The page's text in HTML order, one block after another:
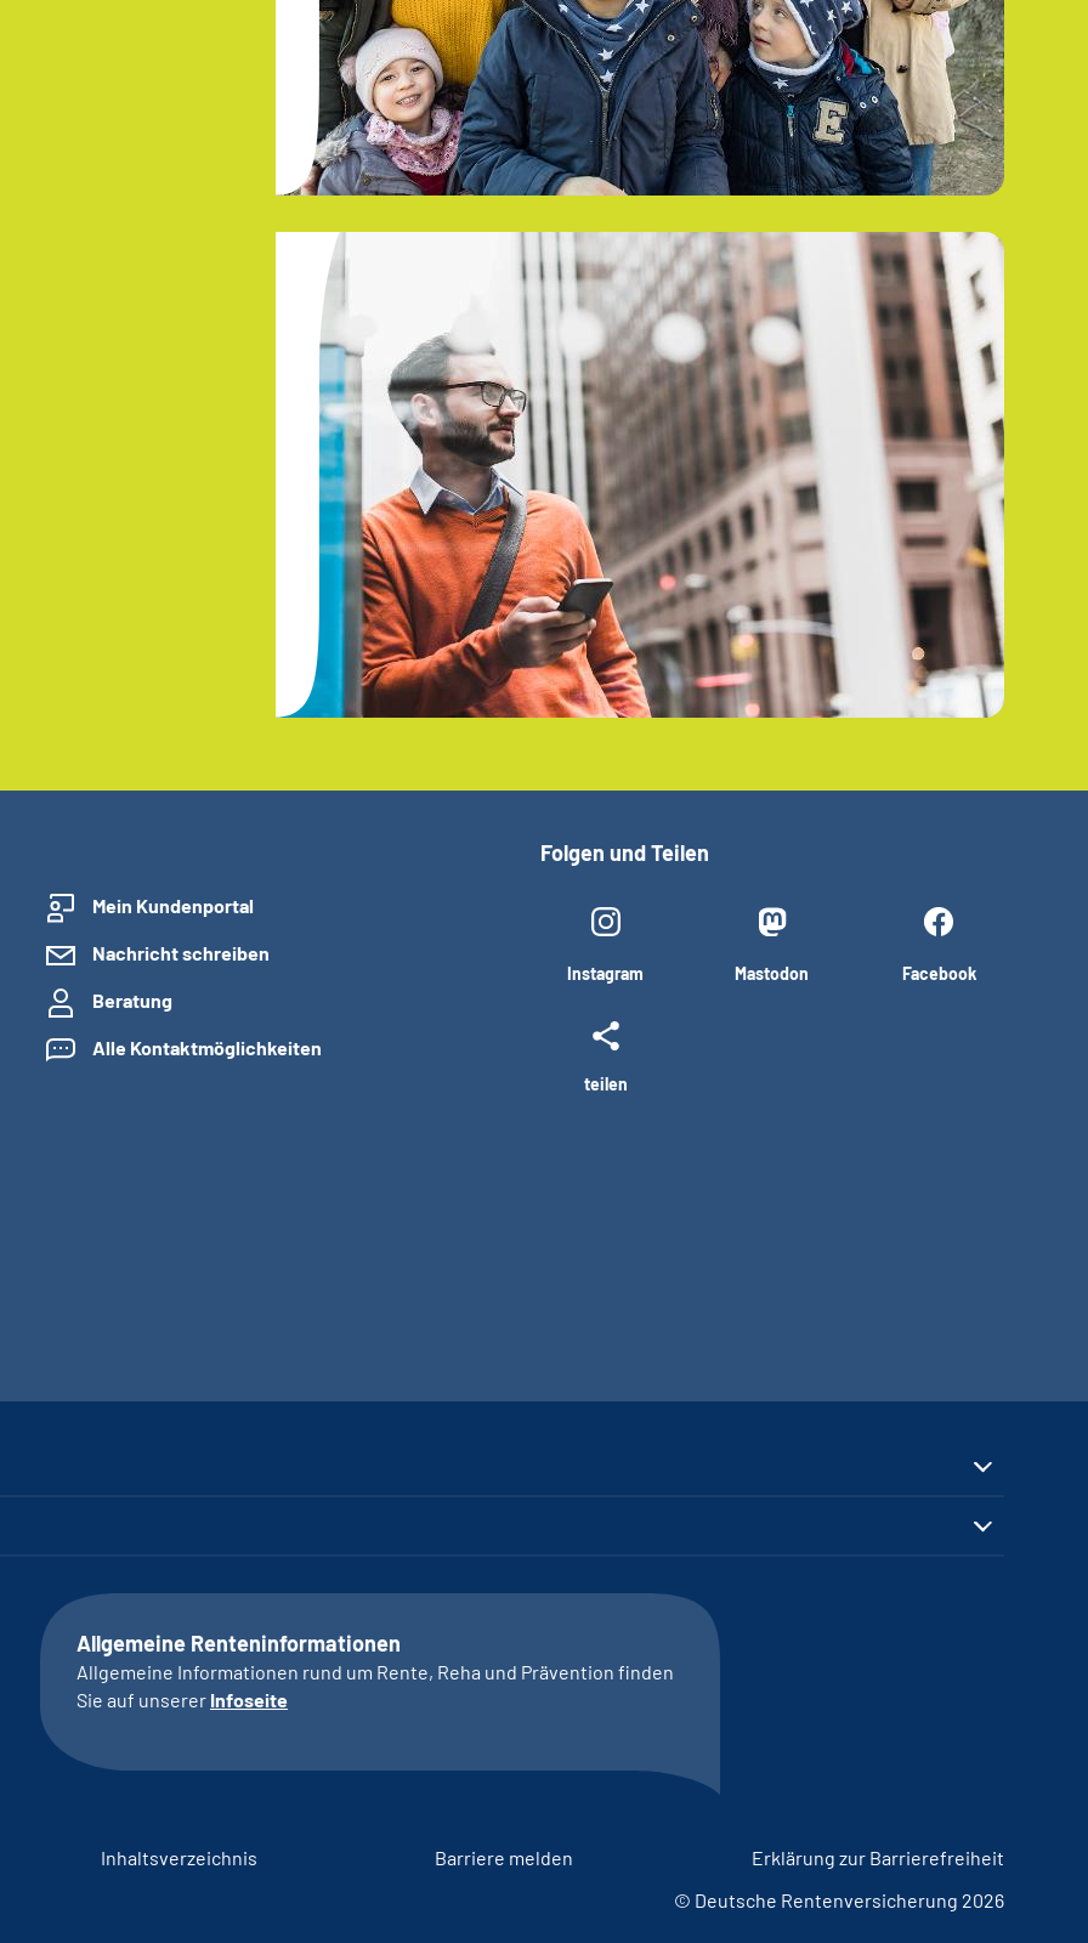
Mein Kundenportal
Nachricht schreiben
Beratung
Alle Kontaktmöglichkeiten
Folgen und Teilen
Instagram Mastodon Facebook
teilen
Allgemeine Renteninformationen
Allgemeine Informationen rund um Rente, Reha und Prävention finden
Sie auf unserer Infoseite
Inhaltsverzeichnis Barriere melden
Erklärung zur Barrierefreiheit
© Deutsche Rentenversicherung 2026